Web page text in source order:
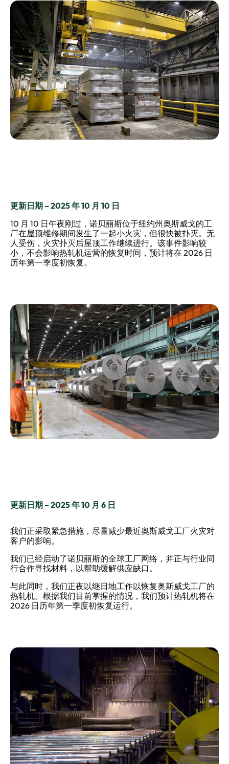
更新日期 – 2025 年 10 月 10 日
10 月 10 日午夜刚过，诺贝丽斯位于纽约州奥斯威戈的工
厂在屋顶维修期间发生了一起小火灾，但很快被扑灭。无
人受伤，火灾扑灭后屋顶工作继续进行。该事件影响较
小，不会影响热轧机运营的恢复时间，预计将在 2026 日
历年第一季度初恢复。
更新日期 – 2025 年 10 月 6 日
我们正采取紧急措施，尽量减少最近奥斯威戈工厂火灾对
客户的影响。
我们已经启动了诺贝丽斯的全球工厂网络，并正与行业同
行合作寻找材料，以帮助缓解供应缺口。
与此同时，我们正夜以继日地工作以恢复奥斯威戈工厂的
热轧机。根据我们目前掌握的情况，我们预计热轧机将在
2026 日历年第一季度初恢复运行。